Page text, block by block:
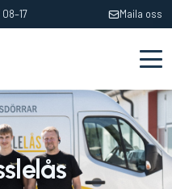
08–17 Maila oss